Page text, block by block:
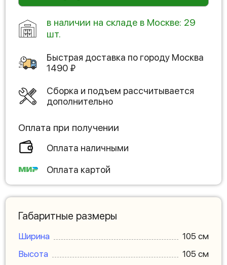
в наличии на складе в Москве: 29
шт.
Быстрая доставка по городу Москва
1490 ₽
Сборка и подъем рассчитывается
дополнительно
Оплата при получении
Оплата наличными
Оплата картой
Габаритные размеры
Ширина
105 см
Высота
105 см